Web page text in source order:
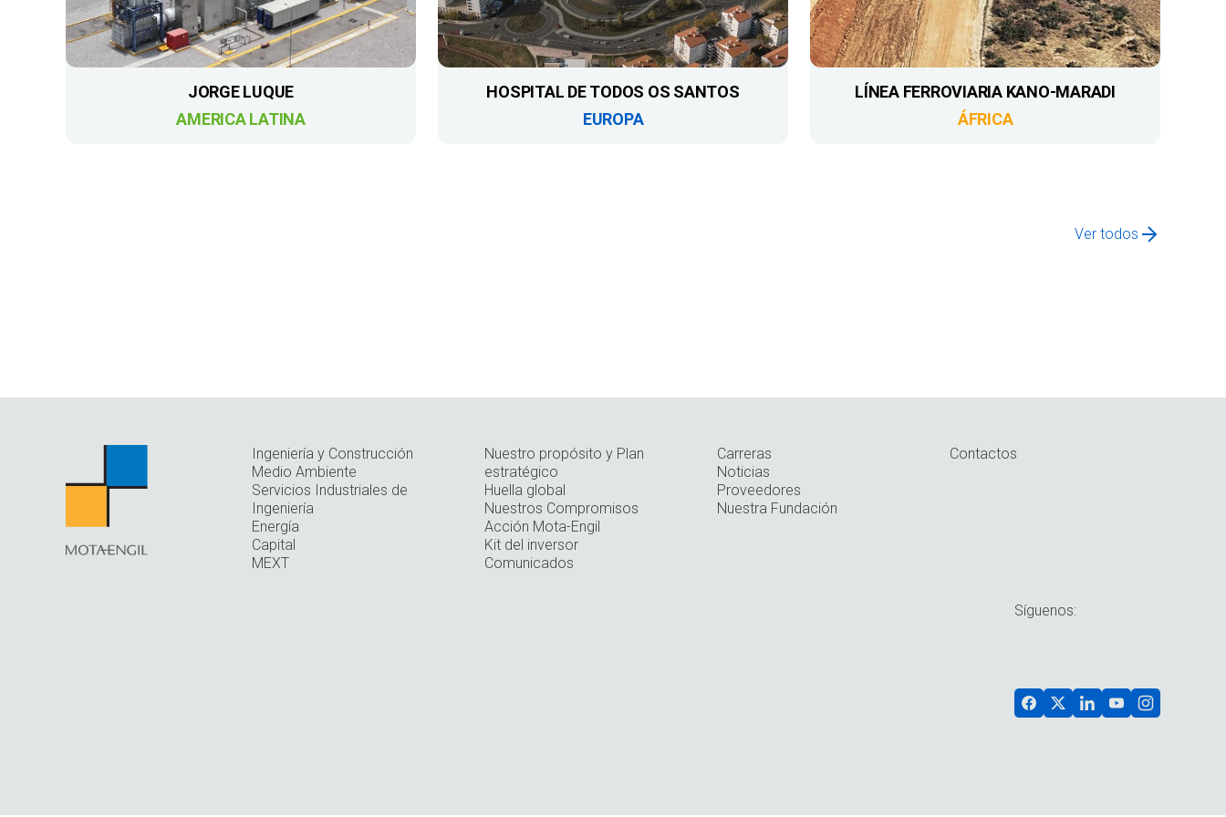
JORGE LUQUE
AMERICA LATINA
HOSPITAL DE TODOS OS SANTOS
EUROPA
LÍNEA FERROVIARIA KANO-MARADI
ÁFRICA
Ver todos
Ingeniería y Construcción
Medio Ambiente
Servicios Industriales de
Ingeniería
Energía
Capital
MEXT
Nuestro propósito y Plan
estratégico
Huella global
Nuestros Compromisos
Acción Mota-Engil
Kit del inversor
Comunicados
Carreras
Noticias
Proveedores
Nuestra Fundación
Contactos
Síguenos: